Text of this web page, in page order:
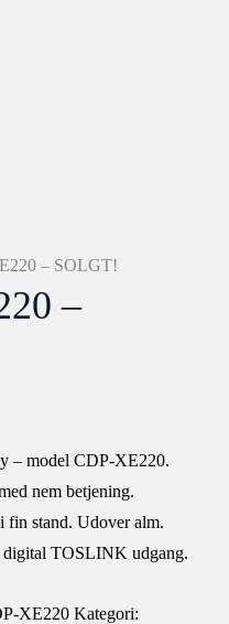
– SOLGT!
–
– model CDP-XE220.
nem betjening.
fin stand. Udover alm.
digital TOSLINK udgang.
XE220 Kategori: